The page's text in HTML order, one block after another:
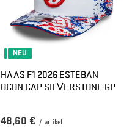
NEU
HAAS F1 2026 ESTEBAN
OCON CAP SILVERSTONE GP
48,60 € / artikel